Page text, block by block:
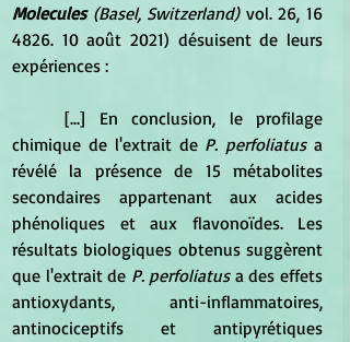
Molecules (Basel, Switzerland) vol. 26, 16
4826. 10 août 2021) désuisent de leurs
expériences :
	[...] En conclusion, le profilage
chimique de l'extrait de P. perfoliatus a
révélé la présence de 15 métabolites
secondaires appartenant aux acides
phénoliques et aux flavonoïdes. Les
résultats biologiques obtenus suggèrent
que l'extrait de P. perfoliatus a des effets
antioxydants, anti-inflammatoires,
antinociceptifs et antipyrétiques